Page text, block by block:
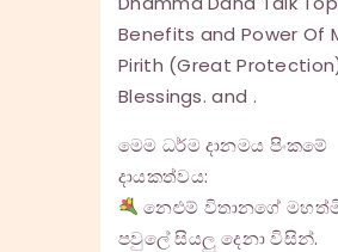
Benefits and Power Of
Pirith (Great
Blessings. and .
මෙම ධර්ම දානමය පිංකමේ
දායකත්වය:
නෙළුම් විතානගේ
පවුලේ සියලු දෙනා විසින්.